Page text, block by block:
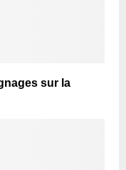
sur la